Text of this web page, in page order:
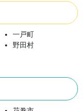
一戸町
野田村